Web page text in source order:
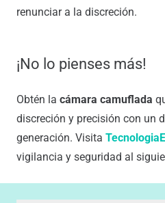
renunciar a la discreción.
¡No lo pienses más!
Obtén la cámara camuflada
discreción y precisión con un
generación. Visita
vigilancia y seguridad al